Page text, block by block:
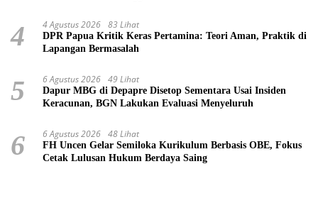
4 4 Agustus 2026 83 Lihat
DPR Papua Kritik Keras Pertamina: Teori Aman, Praktik di
Lapangan Bermasalah
5 6 Agustus 2026 49 Lihat
Dapur MBG di Depapre Disetop Sementara Usai Insiden
Keracunan, BGN Lakukan Evaluasi Menyeluruh
6 6 Agustus 2026 48 Lihat
FH Uncen Gelar Semiloka Kurikulum Berbasis OBE, Fokus
Cetak Lulusan Hukum Berdaya Saing